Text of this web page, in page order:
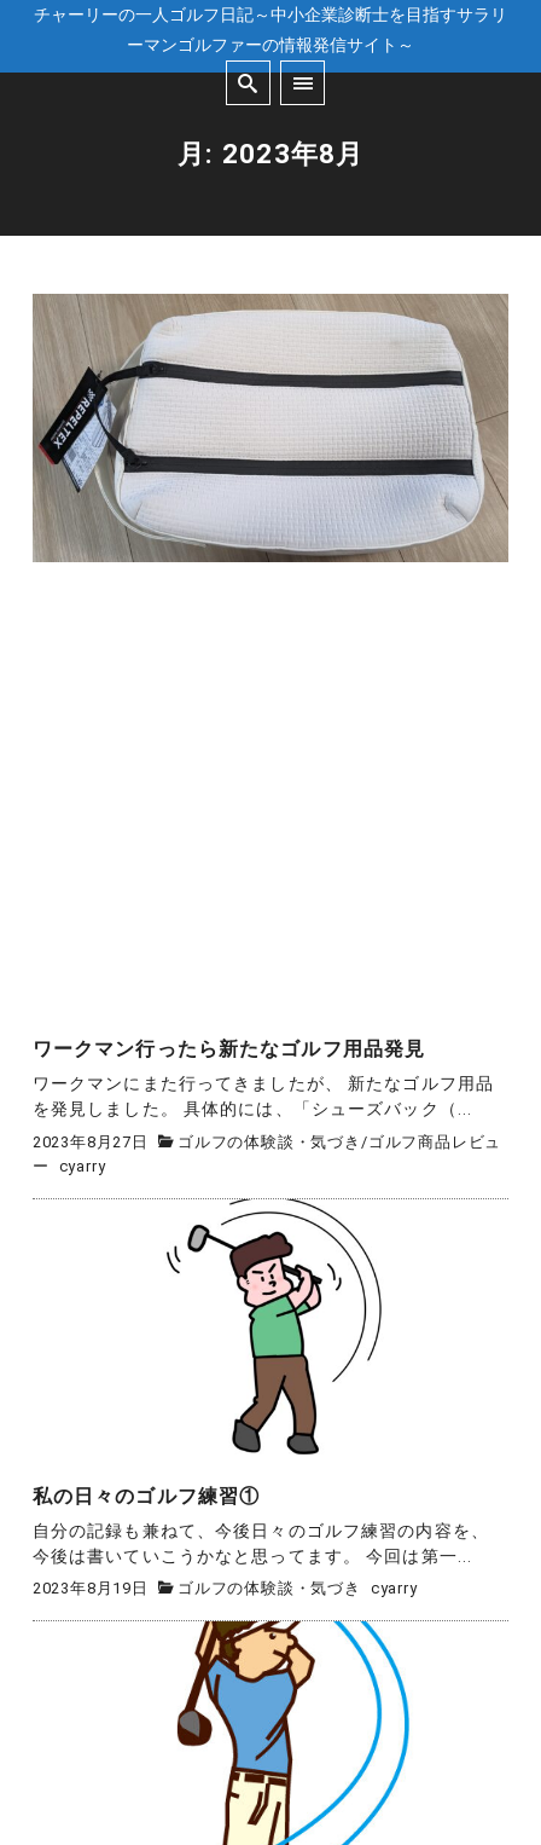
チャーリーの一人ゴルフ日記～中小企業診断士を目指すサラリ
ーマンゴルファーの情報発信サイト～
月: 2023年8月
ワークマン行ったら新たなゴルフ用品発見
ワークマンにまた行ってきましたが、 新たなゴルフ用品
を発見しました。 具体的には、「シューズバック（...
2023年8月27日 ゴルフの体験談・気づき / ゴルフ商品レビュ
ー
cyarry
私の日々のゴルフ練習①
自分の記録も兼ねて、今後日々のゴルフ練習の内容を、
今後は書いていこうかなと思ってます。 今回は第一...
2023年8月19日 ゴルフの体験談・気づき cyarry